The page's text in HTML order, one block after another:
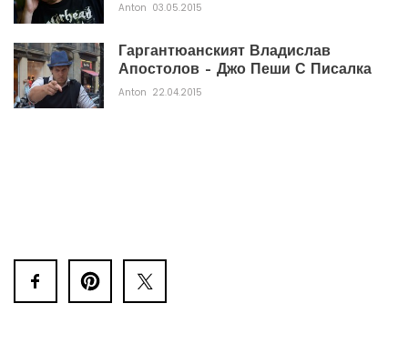
Anton 03.05.2015
Гаргантюанският Владислав
Апостолов – Джо Пеши С Писалка
Anton 22.04.2015